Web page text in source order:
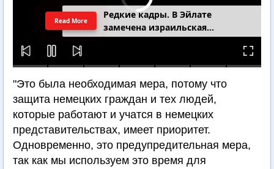
Редкие кадры. В Эйлате
подводная лодка
Read More
"Это была необходимая мера, потому что
защита немецких граждан и тех людей,
которые работают и учатся в немецких
представительствах, имеет приоритет.
Одновременно, это предупредительная мера,
так как мы используем это время для